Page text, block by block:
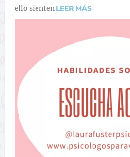
ello sienten LEER MÁS